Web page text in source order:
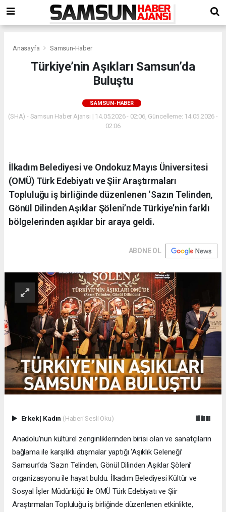
Anasayfa Samsun-Haber
Türkiye’nin Aşıkları Samsun’da
Buluştu
SAMSUN-HABER
(SHA) - Samsun Haber Ajansı | 14.05.2026 - 02:06, Güncelleme: 14.05.2026 -
02:06
İlkadım Belediyesi ve Ondokuz Mayıs Üniversitesi
(OMÜ) Türk Edebiyatı ve Şiir Araştırmaları
Topluluğu iş birliğinde düzenlenen ‘Sazın Telinden,
Gönül Dilinden Aşıklar Şöleni’nde Türkiye’nin farklı
bölgelerinden aşıklar bir araya geldi.
ABONE OL
Erkek| Kadın (Haberi Sesli Oku)
Anadolu’nun kültürel zenginliklerinden birisi olan ve sanatçıların
bağlama ile karşılıklı atışmalar yaptığı ‘Aşıklık Geleneği’
Samsun’da ‘Sazın Telinden, Gönül Dilinden Aşıklar Şöleni’
organizasyonu ile hayat buldu. İlkadım Belediyesi Kültür ve
Sosyal İşler Müdürlüğü ile OMÜ Türk Edebiyatı ve Şiir
Araştırmaları Topluluğu iş birliğinde düzenlenen etkinlikte,